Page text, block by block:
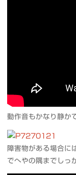
動作音もかなり静か
障害物がある場合に
でへやの隅までしっ